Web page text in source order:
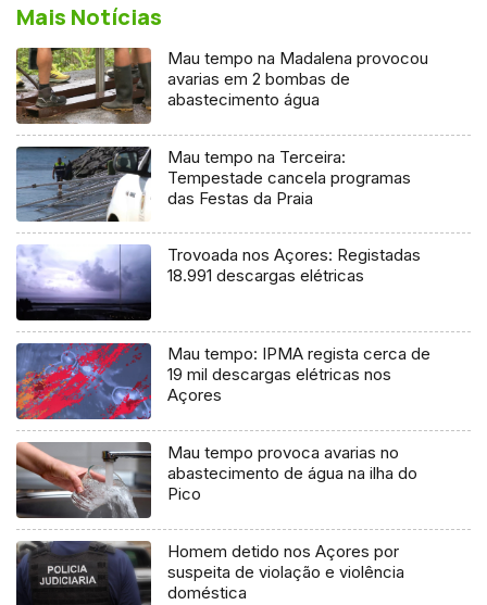
Mais Notícias
Mau tempo na Madalena provocou
avarias em 2 bombas de
abastecimento água
Mau tempo na Terceira:
Tempestade cancela programas
das Festas da Praia
Trovoada nos Açores: Registadas
18.991 descargas elétricas
Mau tempo: IPMA regista cerca de
19 mil descargas elétricas nos
Açores
Mau tempo provoca avarias no
abastecimento de água na ilha do
Pico
Homem detido nos Açores por
suspeita de violação e violência
doméstica